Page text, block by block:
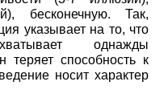
бесконечную. Так,
указывает на то, что
однажды
теряет способность к
носит характер